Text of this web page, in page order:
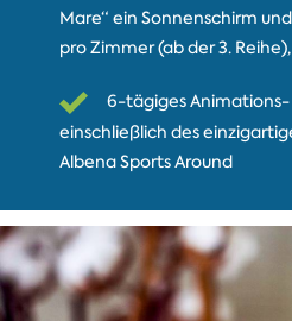
Mare“ ein Sonnenschirm
pro Zimmer (ab der 3.
6-tägiges
einschließlich des
Albena Sports Around